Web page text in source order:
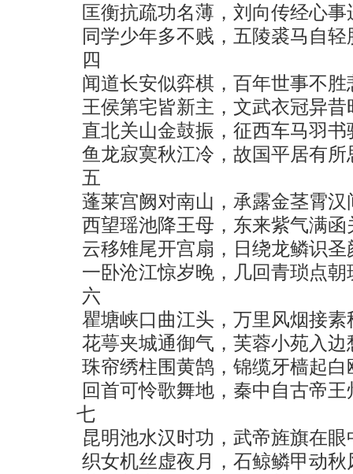
匡衡抗疏功名薄，刘向传经
同学少年多不贱，五陵裘马自轻
四
闻道长安似弈棋，百年世事
王侯第宅皆新主，文武衣冠
直北关山金鼓振，征西车马
鱼龙寂寞秋江冷，故国平居有所
五
蓬莱宫阙对南山，承露金茎
西望瑶池降王母，东来紫气
云移雉尾开宫扇，日绕龙鳞
一卧沧江惊岁晚，几回青琐点朝
六
瞿塘峡口曲江头，万里风烟
花萼夹城通御气，芙蓉小苑
珠帘绣柱围黄鹄，锦缆牙樯
回首可怜歌舞地，秦中自古帝王
七
昆明池水汉时功，武帝旌旗
织女机丝虚夜月，石鲸鳞甲